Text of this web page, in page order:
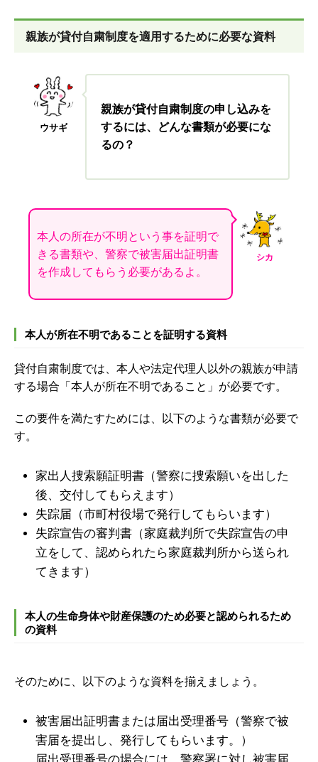
親族が貸付自粛制度を適用するために必要な資料
ウサギ
親族が貸付自粛制度の申し込みを
するには、どんな書類が必要にな
るの？
シカ
本人の所在が不明という事を証明で
きる書類や、警察で被害届出証明書
を作成してもらう必要があるよ。
本人が所在不明であることを証明する資料
貸付自粛制度では、本人や法定代理人以外の親族が申請
する場合「本人が所在不明であること」が必要です。
この要件を満たすためには、以下のような書類が必要で
す。
家出人捜索願証明書（警察に捜索願いを出した
後、交付してもらえます）
失踪届（市町村役場で発行してもらいます）
失踪宣告の審判書（家庭裁判所で失踪宣告の申
立をして、認められたら家庭裁判所から送られ
てきます）
本人の生命身体や財産保護のため必要と認められるため
の資料
そのために、以下のような資料を揃えましょう。
被害届出証明書または届出受理番号（警察で被
害届を提出し、発行してもらいます。）